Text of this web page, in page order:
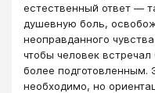
естественный ответ —
душевную боль,
неоправданного
чтобы человек
более подготовленным.
необходимо, но